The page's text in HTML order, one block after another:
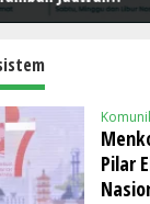
Center Hisense
Pilar